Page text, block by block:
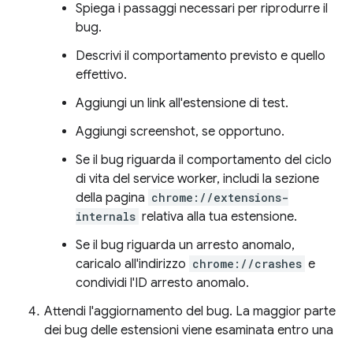
Spiega i passaggi necessari per riprodurre il
bug.
Descrivi il comportamento previsto e quello
effettivo.
Aggiungi un link all'estensione di test.
Aggiungi screenshot, se opportuno.
Se il bug riguarda il comportamento del ciclo
di vita del service worker, includi la sezione
della pagina chrome://extensions-
internals relativa alla tua estensione.
Se il bug riguarda un arresto anomalo,
caricalo all'indirizzo chrome://crashes e
condividi l'ID arresto anomalo.
Attendi l'aggiornamento del bug. La maggior parte
dei bug delle estensioni viene esaminata entro una